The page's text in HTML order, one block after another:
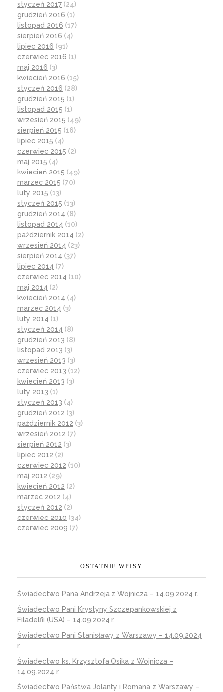
styczeń 2017 (24)
grudzień 2016 (1)
listopad 2016 (17)
sierpień 2016 (4)
lipiec 2016 (91)
czerwiec 2016 (1)
maj 2016 (3)
kwiecień 2016 (15)
styczeń 2016 (28)
grudzień 2015 (1)
listopad 2015 (1)
wrzesień 2015 (49)
sierpień 2015 (16)
lipiec 2015 (4)
czerwiec 2015 (2)
maj 2015 (4)
kwiecień 2015 (49)
marzec 2015 (70)
luty 2015 (13)
styczeń 2015 (13)
grudzień 2014 (8)
listopad 2014 (10)
październik 2014 (2)
wrzesień 2014 (23)
sierpień 2014 (37)
lipiec 2014 (7)
czerwiec 2014 (10)
maj 2014 (2)
kwiecień 2014 (4)
marzec 2014 (3)
luty 2014 (1)
styczeń 2014 (8)
grudzień 2013 (8)
listopad 2013 (3)
wrzesień 2013 (3)
czerwiec 2013 (12)
kwiecień 2013 (3)
luty 2013 (1)
styczeń 2013 (4)
grudzień 2012 (3)
październik 2012 (3)
wrzesień 2012 (7)
sierpień 2012 (3)
lipiec 2012 (2)
czerwiec 2012 (10)
maj 2012 (29)
kwiecień 2012 (2)
marzec 2012 (4)
styczeń 2012 (2)
czerwiec 2010 (34)
czerwiec 2009 (7)
OSTATNIE WPISY
Świadectwo Pana Andrzeja z Wojnicza – 14.09.2024 r.
Świadectwo Pani Krystyny Szczepankowskiej z
Filadelfii (USA) – 14.09.2024 r.
Świadectwo Pani Stanisławy z Warszawy – 14.09.2024
r.
Świadectwo ks. Krzysztofa Osika z Wojnicza –
14.09.2024 r.
Świadectwo Państwa Jolanty i Romana z Warszawy –